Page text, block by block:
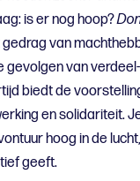
is er nog hoop?
van
gevolgen van
biedt de
en solidariteit.
hoog in de
geeft.